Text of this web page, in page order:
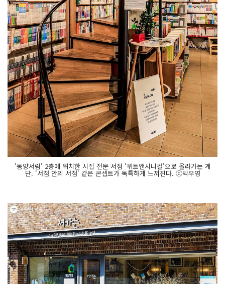
'동양서림' 2층에 위치한 시집 전문 서점 '위트앤시니컬'으로 올라가는 계
단. '서점 안의 서점' 같은 콘셉트가 독특하게 느껴진다. ⓒ박우영